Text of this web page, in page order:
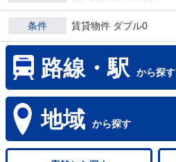
条件 賃貸物件 ダブル0
路線・駅 から探す
地域 から探す